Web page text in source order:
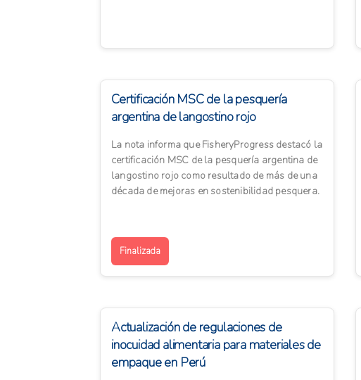
Certificación MSC de la pesquería
argentina de langostino rojo
La nota informa que FisheryProgress destacó la
certificación MSC de la pesquería argentina de
langostino rojo como resultado de más de una
década de mejoras en sostenibilidad pesquera.
Finalizada
Actualización de regulaciones de
inocuidad alimentaria para materiales de
empaque en Perú